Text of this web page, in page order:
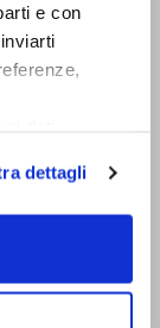
e con
visione
la
tutti” presti
dettagli